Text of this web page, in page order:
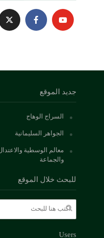
جديد الموقع
السراج الوهاج
الجواهر السليمانية
معالم الوسطية
والجماعة
للبحث خلال الموقع
Users